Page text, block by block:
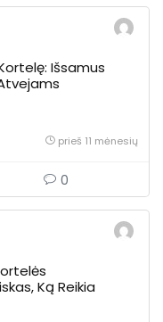
Išsamus
prieš 11 mėnesių
0
Ką Reikia